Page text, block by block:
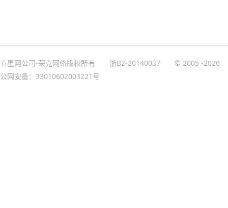
五星网公司-荣克网络版权所有 浙B2-20140037 © 2005 -2026
公网安备：33010602003221号